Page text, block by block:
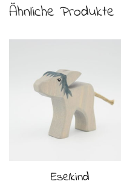
Ähnliche Produkte
Eselkind